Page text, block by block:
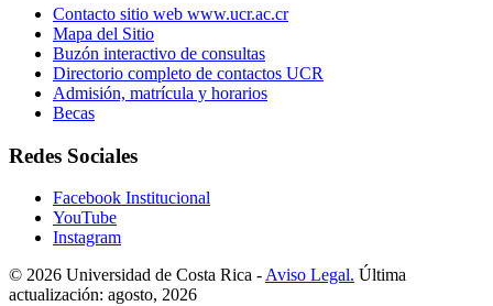
Contacto sitio web www.ucr.ac.cr
Mapa del Sitio
Buzón interactivo de consultas
Directorio completo de contactos UCR
Admisión, matrícula y horarios
Becas
Redes Sociales
Facebook Institucional
YouTube
Instagram
© 2026 Universidad de Costa Rica - Aviso Legal. Última
actualización: agosto, 2026